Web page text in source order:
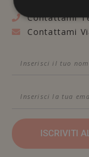
Contattami
Contattami
ISCRIVITI